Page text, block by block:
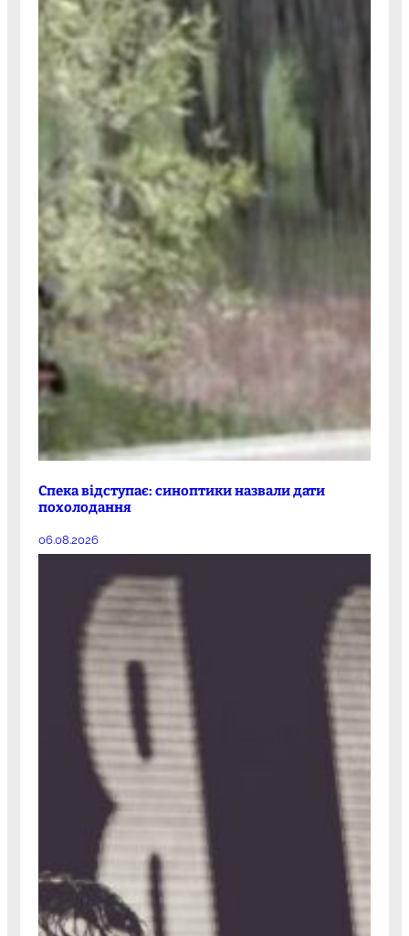
Спека відступає: синоптики назвали дати
похолодання
06.08.2026